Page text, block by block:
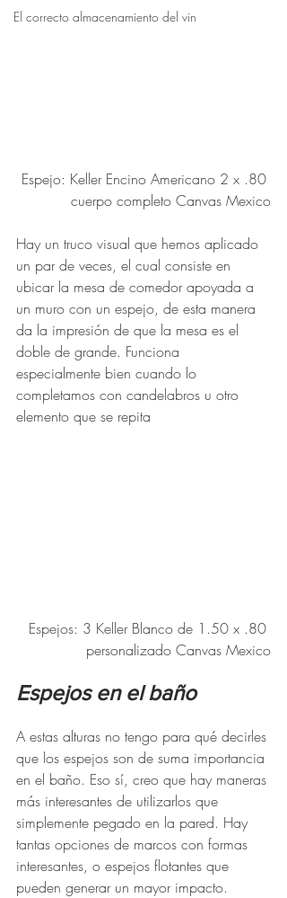
El correcto almacenamiento del vin
Espejo: Keller Encino Americano 2 x .80
cuerpo completo Canvas Mexico
Hay un truco visual que hemos aplicado
un par de veces, el cual consiste en
ubicar la mesa de comedor apoyada a
un muro con un espejo, de esta manera
da la impresión de que la mesa es el
doble de grande. Funciona
especialmente bien cuando lo
completamos con candelabros u otro
elemento que se repita
Espejos: 3 Keller Blanco de 1.50 x .80
personalizado Canvas Mexico
Espejos en el baño
A estas alturas no tengo para qué decirles
que los espejos son de suma importancia
en el baño. Eso sí, creo que hay maneras
más interesantes de utilizarlos que
simplemente pegado en la pared. Hay
tantas opciones de marcos con formas
interesantes, o espejos flotantes que
pueden generar un mayor impacto.